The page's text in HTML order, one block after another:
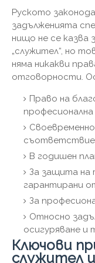
Руското
задълженията
нищо не се казва
„служител“, но
няма никакви
отговорности.
Право на
съответствие
В годишен
За защита на
гарантирани
За
Относно
осигуряване и
Ключови
служител